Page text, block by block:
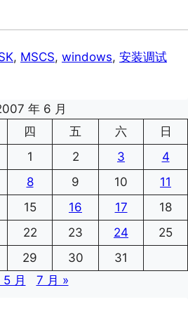
, MSCS, windows, 安装调试
年 6 月
四 五 六
日
1
2 3
4
8 9 10
11
15 16 17
18
22 23 24
25
29 30
31
5 月
7 月 »